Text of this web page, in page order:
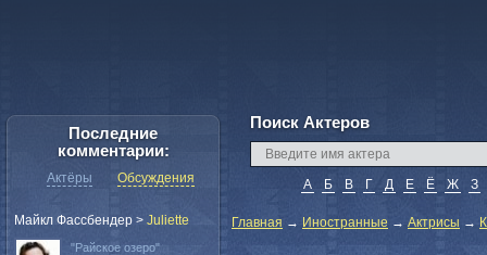
Поиск Актеров
А Б В Г Д Е Ё Ж З
Главная → Иностранные → Актрисы →
Последние
комментарии:
Актёры Обсуждения
Майкл Фассбендер > Juliette
"Райское озеро"